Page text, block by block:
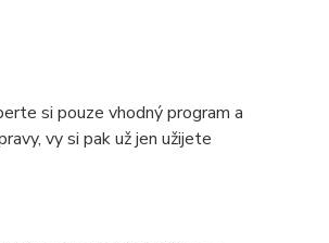
si pouze vhodný program a
vy si pak už jen užijete